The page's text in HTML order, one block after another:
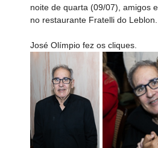
noite de quarta (09/07), amigos
no restaurante Fratelli do Leblon.
José Olímpio fez os cliques.